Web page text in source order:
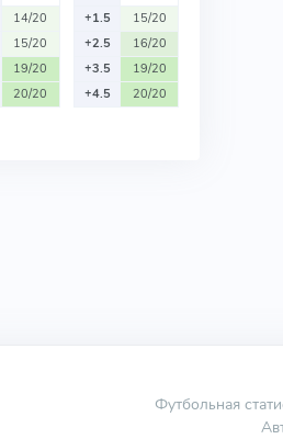
14/20
15/20
19/20
20/20
+1.5
15/20
+2.5
16/20
+3.5
19/20
+4.5
20/20
Футбольная